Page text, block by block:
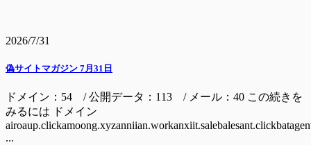
2026/7/31
偽サイトマガジン 7月31日
ドメイン：54 / 公開データ：113 / メール：40 この続きを
みるには ドメイン
...